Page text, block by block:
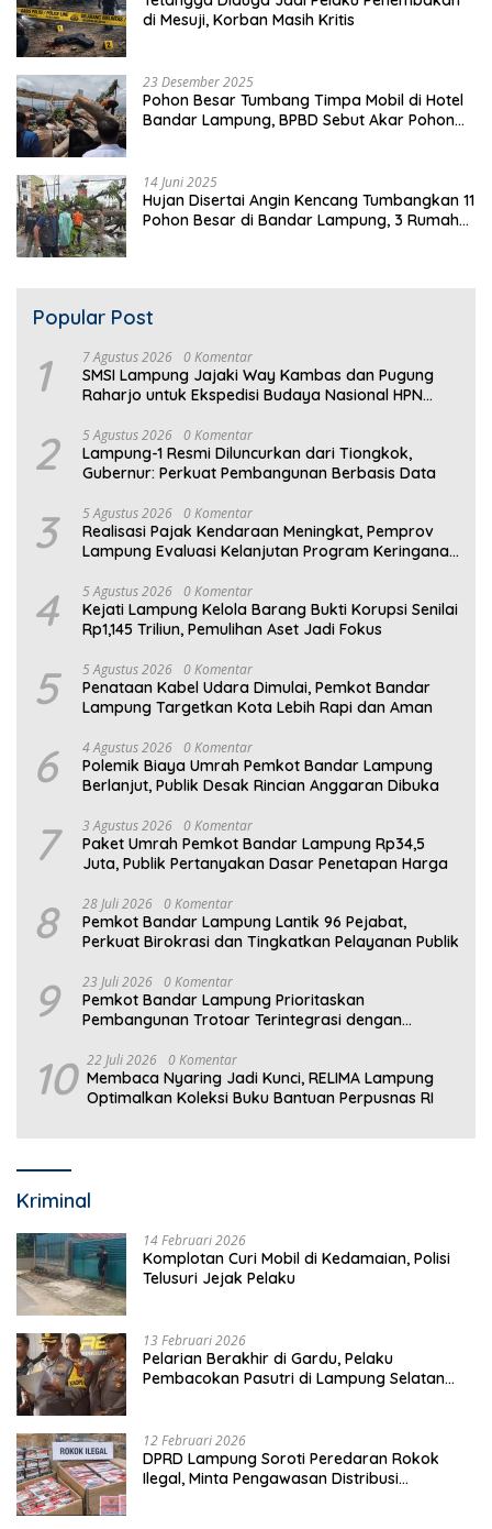
di Mesuji, Korban Masih Kritis
23 Desember 2025
Pohon Besar Tumbang Timpa Mobil di Hotel
Bandar Lampung, BPBD Sebut Akar Pohon
14 Juni 2025
Hujan Disertai Angin Kencang Tumbangkan 11
Pohon Besar di Bandar Lampung, 3 Rumah
Popular Post
1 7 Agustus 2026 0 Komentar
SMSI Lampung Jajaki Way Kambas dan Pugung
Raharjo untuk Ekspedisi Budaya Nasional HPN
2 5 Agustus 2026 0 Komentar
Lampung-1 Resmi Diluncurkan dari Tiongkok,
Gubernur: Perkuat Pembangunan Berbasis Data
3 5 Agustus 2026 0 Komentar
Realisasi Pajak Kendaraan Meningkat, Pemprov
Lampung Evaluasi Kelanjutan Program Keringanan
4 5 Agustus 2026 0 Komentar
Kejati Lampung Kelola Barang Bukti Korupsi Senilai
Rp1,145 Triliun, Pemulihan Aset Jadi Fokus
5 5 Agustus 2026 0 Komentar
Penataan Kabel Udara Dimulai, Pemkot Bandar
Lampung Targetkan Kota Lebih Rapi dan Aman
6 4 Agustus 2026 0 Komentar
Polemik Biaya Umrah Pemkot Bandar Lampung
Berlanjut, Publik Desak Rincian Anggaran Dibuka
7 3 Agustus 2026 0 Komentar
Paket Umrah Pemkot Bandar Lampung Rp34,5
Juta, Publik Pertanyakan Dasar Penetapan Harga
8 28 Juli 2026 0 Komentar
Pemkot Bandar Lampung Lantik 96 Pejabat,
Perkuat Birokrasi dan Tingkatkan Pelayanan Publik
9 23 Juli 2026 0 Komentar
Pemkot Bandar Lampung Prioritaskan
Pembangunan Trotoar Terintegrasi dengan
10 22 Juli 2026 0 Komentar
Membaca Nyaring Jadi Kunci, RELIMA Lampung
Optimalkan Koleksi Buku Bantuan Perpusnas RI
Kriminal
14 Februari 2026
Komplotan Curi Mobil di Kedamaian, Polisi
Telusuri Jejak Pelaku
13 Februari 2026
Pelarian Berakhir di Gardu, Pelaku
Pembacokan Pasutri di Lampung Selatan
12 Februari 2026
DPRD Lampung Soroti Peredaran Rokok
Ilegal, Minta Pengawasan Distribusi